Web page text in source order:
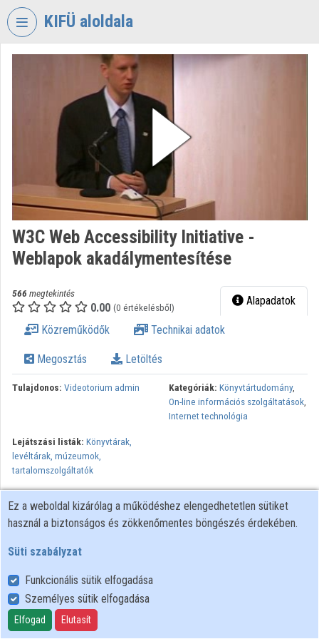
Fejléc kihagyása
KIFÜ aloldala
TORIUM
KORMÁNYZATI
INFORMATIKAI
FEJLESZTÉSI
Intézményi kezdőlap
Bejelentkezés
Intézményi felfedezés
Kategóriák
Intézményi listák
Intézmények
Közreműködők
W3C Web Accessibility Initiative -
Weblapok akadálymentesítése
566 megtekintés
0.00 (0 értékelésből) Alapadatok
Közreműködők Technikai adatok
Megosztás Letöltés
Tulajdonos: Videotorium admin Kategóriák: Könyvtártudomány,
On-line információs szolgáltatások,
Internet technológia
Lejátszási listák: Könyvtárak,
levéltárak, múzeumok,
tartalomszolgáltatók
újrapublikálás és kereskedelmi forgalomba hozatal szigorúan
tilos! Egyéb célú felhasználás a jogtulajdonos(ok) engedélyéhez
kötött.
Felhasználói szabályzat
Adatkezelési tájékoztató
Süti szabályzat
Ez a weboldal kizárólag a működéshez elengedhetetlen sütiket
használ a biztonságos és zökkenőmentes böngészés érdekében.
Süti szabályzat
Funkcionális sütik elfogadása
Személyes sütik elfogadása
Elfogad Elutasít